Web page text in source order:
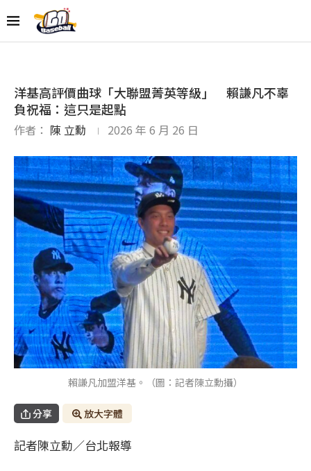
洋基高評價曲球「大聯盟菁英等級」 賴謙凡不辜
負祝福：這只是起點
作者： 陳 立勳 2026 年 6 月 26 日
賴謙凡加盟洋基。（圖：記者陳立勳攝）
分享 放大字體
記者陳立勳／台北報導